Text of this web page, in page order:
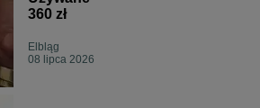
360 zł
Elbląg
08 lipca 2026